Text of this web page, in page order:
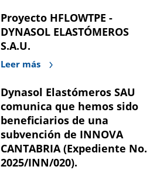
Proyecto HFLOWTPE -
DYNASOL ELASTÓMEROS
S.A.U.
Leer más
Dynasol Elastómeros SAU
comunica que hemos sido
beneficiarios de una
subvención de INNOVA
CANTABRIA (Expediente No.
2025/INN/020).